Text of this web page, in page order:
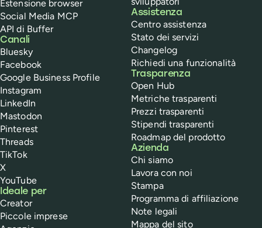
Estensione browser
Social Media MCP
API di Buffer
Canali
Bluesky
Facebook
Google Business Profile
Instagram
LinkedIn
Mastodon
Pinterest
Threads
TikTok
X
YouTube
Ideale per
Creator
Piccole imprese
Assistenza
Centro assistenza
Stato dei servizi
Changelog
Richiedi una funzionalità
Trasparenza
Open Hub
Metriche trasparenti
Prezzi trasparenti
Stipendi trasparenti
Roadmap del prodotto
Azienda
Chi siamo
Lavora con noi
Stampa
Programma di affiliazione
Note legali
Mappa del sito